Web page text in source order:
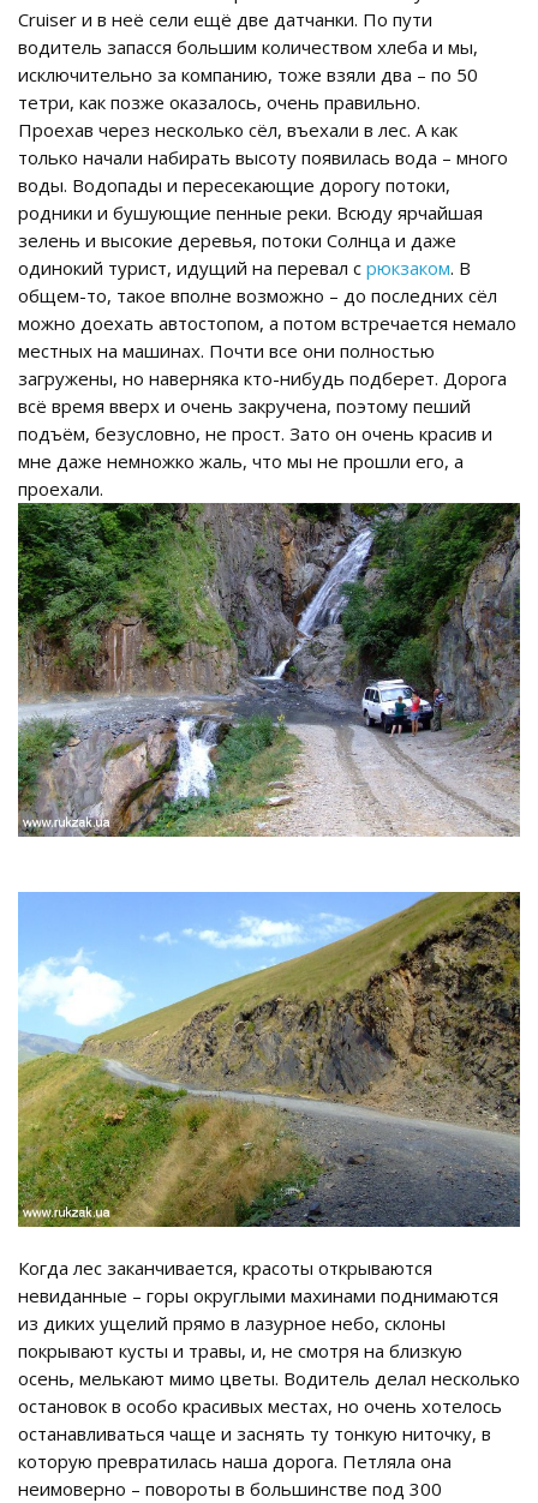
Cruiser и в неё сели ещё две датчанки. По пути
водитель запасся большим количеством хлеба и мы,
исключительно за компанию, тоже взяли два – по 50
тетри, как позже оказалось, очень правильно.
Проехав через несколько сёл, въехали в лес. А как
только начали набирать высоту появилась вода – много
воды. Водопады и пересекающие дорогу потоки,
родники и бушующие пенные реки. Всюду ярчайшая
зелень и высокие деревья, потоки Солнца и даже
одинокий турист, идущий на перевал с рюкзаком. В
общем-то, такое вполне возможно – до последних сёл
можно доехать автостопом, а потом встречается немало
местных на машинах. Почти все они полностью
загружены, но наверняка кто-нибудь подберет. Дорога
всё время вверх и очень закручена, поэтому пеший
подъём, безусловно, не прост. Зато он очень красив и
мне даже немножко жаль, что мы не прошли его, а
проехали.
Когда лес заканчивается, красоты открываются
невиданные – горы округлыми махинами поднимаются
из диких ущелий прямо в лазурное небо, склоны
покрывают кусты и травы, и, не смотря на близкую
осень, мелькают мимо цветы. Водитель делал несколько
остановок в особо красивых местах, но очень хотелось
останавливаться чаще и заснять ту тонкую ниточку, в
которую превратилась наша дорога. Петляла она
неимоверно – повороты в большинстве под 300